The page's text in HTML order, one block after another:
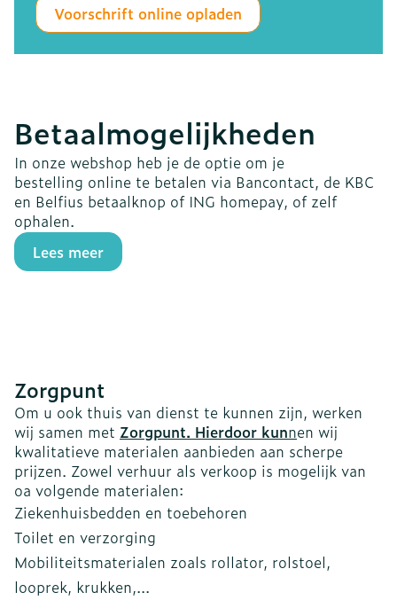
Voorschrift online opladen
Betaalmogelijkheden
In onze webshop heb je de optie om je
bestelling online te betalen via Bancontact, de KBC
en Belfius betaalknop of ING homepay, of zelf
ophalen.
Lees meer
Zorgpunt
Om u ook thuis van dienst te kunnen zijn, werken
wij samen met Zorgpunt. Hierdoor kunnen wij
kwalitatieve materialen aanbieden aan scherpe
prijzen. Zowel verhuur als verkoop is mogelijk van
oa volgende materialen:
Ziekenhuisbedden en toebehoren
Toilet en verzorging
Mobiliteitsmaterialen zoals rollator, rolstoel,
looprek, krukken,...